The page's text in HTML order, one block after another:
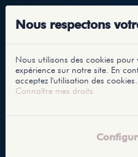
Nous respectons
Nous utilisons des cookies
expérience sur notre site. En
acceptez l'utilisation des cookies.
Connaître mes droits